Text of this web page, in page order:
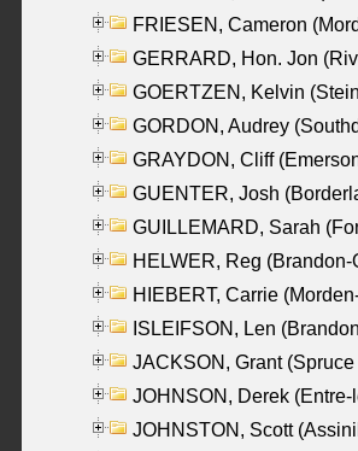
FRIESEN, Cameron
GERRARD, Hon. Jon
GOERTZEN, Kelvin
GORDON, Audrey
GRAYDON, Cliff
GUENTER, Josh
GUILLEMARD, Sarah
HELWER, Reg (Brandon-
HIEBERT, Carrie
ISLEIFSON, Len
JACKSON, Grant
JOHNSON, Derek
JOHNSTON, Scott